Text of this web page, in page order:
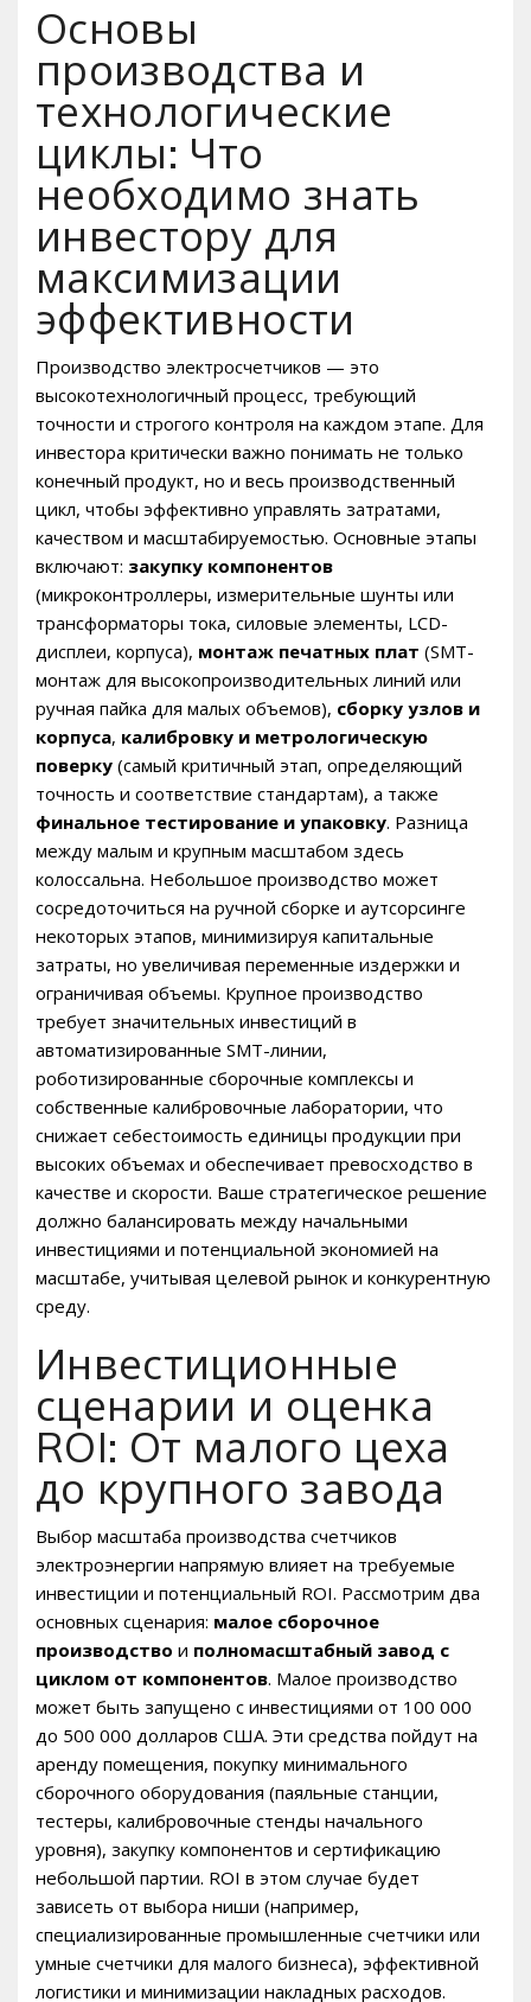
Основы
производства и
технологические
циклы: Что
необходимо знать
инвестору для
максимизации
эффективности
Производство электросчетчиков — это
высокотехнологичный процесс, требующий
точности и строгого контроля на каждом этапе. Для
инвестора критически важно понимать не только
конечный продукт, но и весь производственный
цикл, чтобы эффективно управлять затратами,
качеством и масштабируемостью. Основные этапы
включают: закупку компонентов
(микроконтроллеры, измерительные шунты или
трансформаторы тока, силовые элементы, LCD-
дисплеи, корпуса), монтаж печатных плат (SMT-
монтаж для высокопроизводительных линий или
ручная пайка для малых объемов), сборку узлов и
корпуса, калибровку и метрологическую
поверку (самый критичный этап, определяющий
точность и соответствие стандартам), а также
финальное тестирование и упаковку. Разница
между малым и крупным масштабом здесь
колоссальна. Небольшое производство может
сосредоточиться на ручной сборке и аутсорсинге
некоторых этапов, минимизируя капитальные
затраты, но увеличивая переменные издержки и
ограничивая объемы. Крупное производство
требует значительных инвестиций в
автоматизированные SMT-линии,
роботизированные сборочные комплексы и
собственные калибровочные лаборатории, что
снижает себестоимость единицы продукции при
высоких объемах и обеспечивает превосходство в
качестве и скорости. Ваше стратегическое решение
должно балансировать между начальными
инвестициями и потенциальной экономией на
масштабе, учитывая целевой рынок и конкурентную
среду.
Инвестиционные
сценарии и оценка
ROI: От малого цеха
до крупного завода
Выбор масштаба производства счетчиков
электроэнергии напрямую влияет на требуемые
инвестиции и потенциальный ROI. Рассмотрим два
основных сценария: малое сборочное
производство и полномасштабный завод с
циклом от компонентов. Малое производство
может быть запущено с инвестициями от 100 000
до 500 000 долларов США. Эти средства пойдут на
аренду помещения, покупку минимального
сборочного оборудования (паяльные станции,
тестеры, калибровочные стенды начального
уровня), закупку компонентов и сертификацию
небольшой партии. ROI в этом случае будет
зависеть от выбора ниши (например,
специализированные промышленные счетчики или
умные счетчики для малого бизнеса), эффективной
логистики и минимизации накладных расходов.